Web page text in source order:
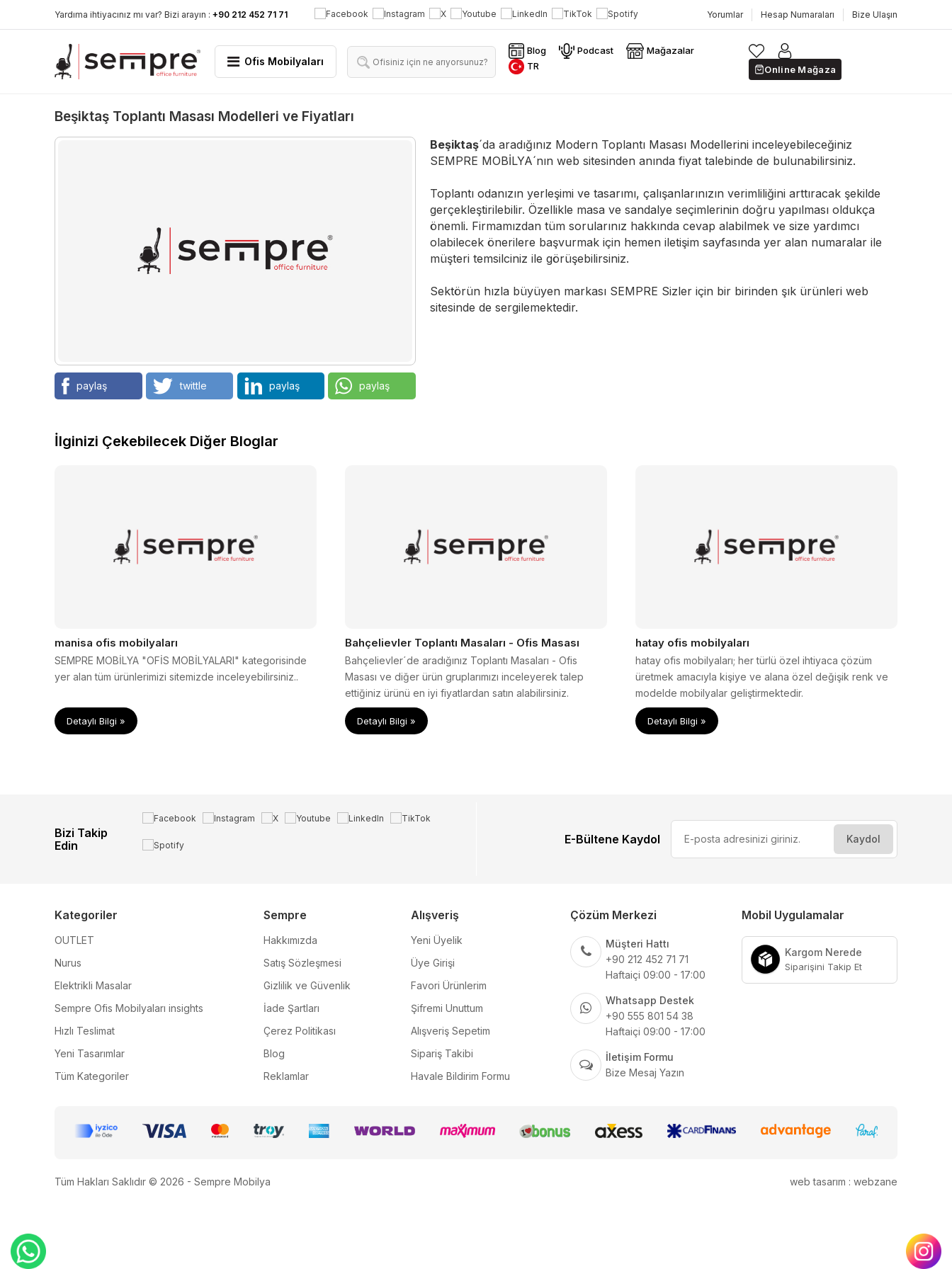
Yardıma ihtiyacınız mı var? Bizi arayın : +90 212 452 71 71 Yorumlar Hesap Numaraları Bize Ulaşın
Ofis Mobilyaları
Blog Podcast
Mağazalar
TR
Online Mağaza
Beşiktaş Toplantı Masası Modelleri ve Fiyatları
paylaş twittle paylaş paylaş
Beşiktaş´da aradığınız Modern Toplantı Masası Modellerini inceleyebileceğiniz
SEMPRE MOBİLYA´nın web sitesinden anında fiyat talebinde de bulunabilirsiniz.
Toplantı odanızın yerleşimi ve tasarımı, çalışanlarınızın verimliliğini arttıracak şekilde
gerçekleştirilebilir. Özellikle masa ve sandalye seçimlerinin doğru yapılması oldukça
önemli. Firmamızdan tüm sorularınız hakkında cevap alabilmek ve size yardımcı
olabilecek önerilere başvurmak için hemen iletişim sayfasında yer alan numaralar ile
müşteri temsilciniz ile görüşebilirsiniz.
Sektörün hızla büyüyen markası SEMPRE Sizler için bir birinden şık ürünleri web
sitesinde de sergilemektedir.
İlginizi Çekebilecek Diğer Bloglar
manisa ofis mobilyaları
SEMPRE MOBİLYA "OFİS MOBİLYALARI" kategorisinde
yer alan tüm ürünlerimizi sitemizde inceleyebilirsiniz..
Detaylı Bilgi »
Bahçelievler Toplantı Masaları - Ofis Masası
Bahçelievler´de aradığınız Toplantı Masaları - Ofis
Masası ve diğer ürün gruplarımızı inceleyerek talep
ettiğiniz ürünü en iyi fiyatlardan satın alabilirsiniz.
Detaylı Bilgi »
hatay ofis mobilyaları
hatay ofis mobilyaları; her türlü özel ihtiyaca çözüm
üretmek amacıyla kişiye ve alana özel değişik renk ve
modelde mobilyalar geliştirmektedir.
Detaylı Bilgi »
Bizi Takip
Edin
E-Bültene Kaydol
Kategoriler
OUTLET
Nurus
Elektrikli Masalar
Sempre Ofis Mobilyaları insights
Hızlı Teslimat
Yeni Tasarımlar
Tüm Kategoriler
Sempre
Hakkımızda
Satış Sözleşmesi
Gizlilik ve Güvenlik
İade Şartları
Çerez Politikası
Blog
Reklamlar
Alışveriş
Yeni Üyelik
Üye Girişi
Favori Ürünlerim
Şifremi Unuttum
Alışveriş Sepetim
Sipariş Takibi
Havale Bildirim Formu
Çözüm Merkezi
Müşteri Hattı
+90 212 452 71 71
Haftaiçi 09:00 - 17:00
Whatsapp Destek
+90 555 801 54 38
Haftaiçi 09:00 - 17:00
İletişim Formu
Bize Mesaj Yazın
Mobil Uygulamalar
Kargom Nerede
Siparişini Takip Et
Tüm Hakları Saklıdır © 2026 - Sempre Mobilya web tasarım : webzane